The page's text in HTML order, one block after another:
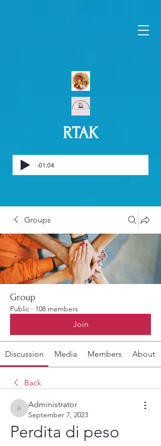
RTAK
-01:04
Groups
Group
Public · 108 members
Join
Discussion Media Members About
Back
Administrator
Administrator
September 7, 2023
Perdita di peso